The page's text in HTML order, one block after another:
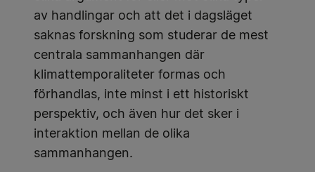
av handlingar och att det i dagsläget
saknas forskning som studerar de mest
centrala sammanhangen där
klimattemporaliteter formas och
förhandlas, inte minst i ett historiskt
perspektiv, och även hur det sker i
interaktion mellan de olika
sammanhangen.